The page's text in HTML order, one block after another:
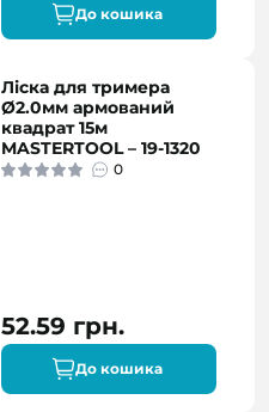
До кошика
Ліска для тримера
Ø2.0мм армований
квадрат 15м
MASTERTOOL – 19-1320
0
52.59 грн.
До кошика